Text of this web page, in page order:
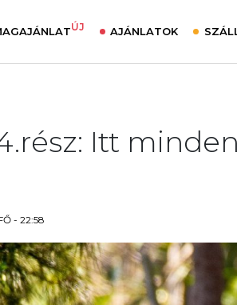
ÚJ AJÁNLATOK
Itt
- 22:58